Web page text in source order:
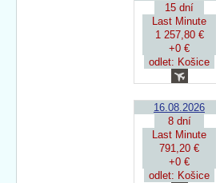
15 dní
Last Minute
1 257,80 €
+0 €
odlet: Košice
16.08.2026
8 dní
Last Minute
791,20 €
+0 €
odlet: Košice